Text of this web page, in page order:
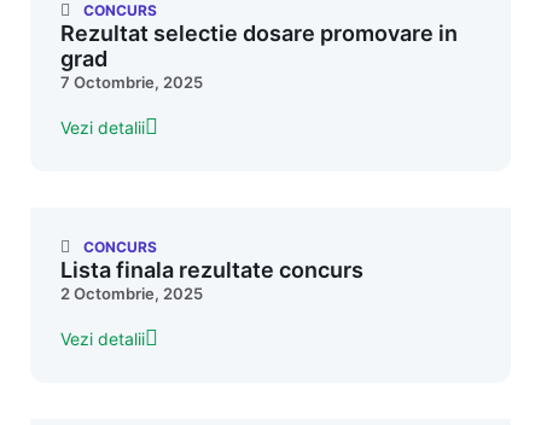
CONCURS
Rezultat selectie dosare promovare in
grad
7 Octombrie, 2025
Vezi detalii
CONCURS
Lista finala rezultate concurs
2 Octombrie, 2025
Vezi detalii